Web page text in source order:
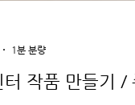
1분 분량